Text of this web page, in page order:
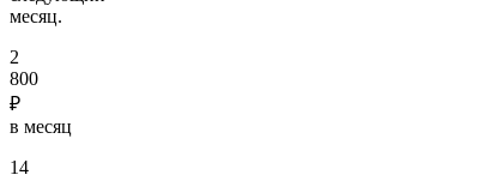
месяц.
2
800
₽
в месяц
14